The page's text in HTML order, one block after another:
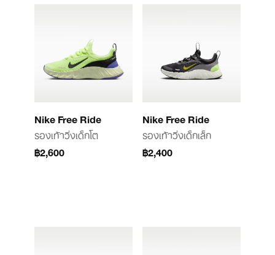
Nike Free Ride
รองเท้าวิ่งเด็กโต
฿2,600
Nike Free Ride
รองเท้าวิ่งเด็กเล็ก
฿2,400